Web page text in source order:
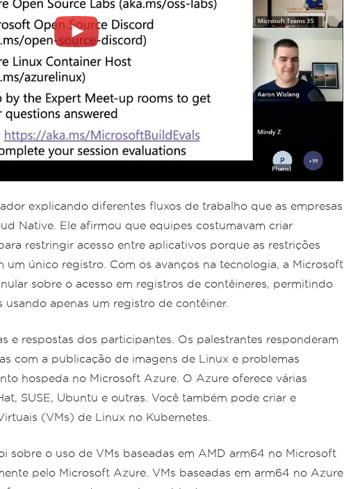
explicando diferentes fluxos de trabalho que as empresas
Native. Ele afirmou que equipes costumavam criar
restringir acesso entre aplicativos porque as restrições
um único registro. Com os avanços na tecnologia, a Microsoft
sobre o acesso em registros de contêineres, permitindo
apenas um registro de contêiner.
e respostas dos participantes. Os palestrantes responderam
com a publicação de imagens de Linux e problemas
hospeda no Microsoft Azure. O Azure oferece várias
SUSE, Ubuntu e outras. Você também pode criar e
(VMs) de Linux no Kubernetes.
sobre o uso de VMs baseadas em AMD arm64 no Microsoft
pelo Microsoft Azure. VMs baseadas em arm64 no Azure